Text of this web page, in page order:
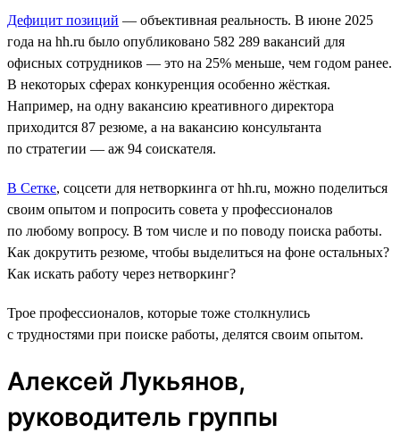
Дефицит позиций ― объективная реальность. В июне 2025
года на hh.ru было опубликовано 582 289 вакансий для
офисных сотрудников — это на 25% меньше, чем годом ранее.
В некоторых сферах конкуренция особенно жёсткая.
Например, на одну вакансию креативного директора
приходится 87 резюме, а на вакансию консультанта
по стратегии ― аж 94 соискателя.
В Сетке, соцсети для нетворкинга от hh.ru, можно поделиться
своим опытом и попросить совета у профессионалов
по любому вопросу. В том числе и по поводу поиска работы.
Как докрутить резюме, чтобы выделиться на фоне остальных?
Как искать работу через нетворкинг?
Трое профессионалов, которые тоже столкнулись
с трудностями при поиске работы, делятся своим опытом.
Алексей Лукьянов,
руководитель группы